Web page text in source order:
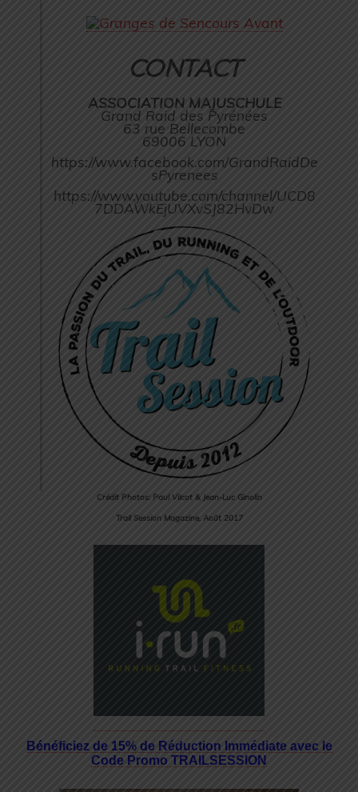
CONTACT
ASSOCIATION MAJUSCHULE
Grand Raid des Pyrénées
63 rue Bellecombe
69006 LYON
https://www.facebook.com/GrandRaidDe
sPyrenees
https://www.youtube.com/channel/UCD8
7DDAWkEjUVXvSJ82HvDw
Crédit Photos: Paul Vilcot & Jean-Luc Ginolin
Trail Session Magazine, Août 2017
Bénéficiez de 15% de Réduction Immédiate avec le
Code Promo TRAILSESSION